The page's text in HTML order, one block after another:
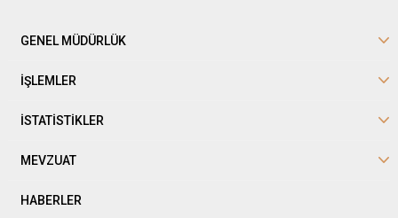
GENEL MÜDÜRLÜK
İŞLEMLER
İSTATİSTİKLER
MEVZUAT
HABERLER